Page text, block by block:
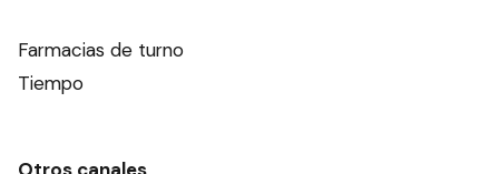
Farmacias de turno
Tiempo